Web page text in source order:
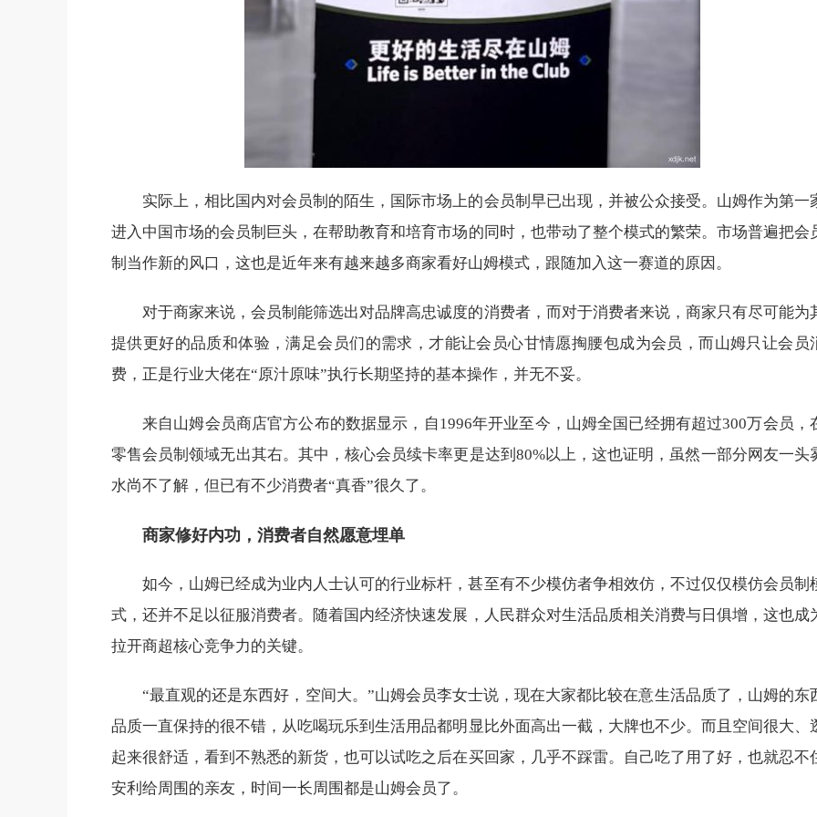
实际上，相比国内对会员制的陌生，国际市场上的会员制早已出现，并被公众接受。山姆作为第一
进入中国市场的会员制巨头，在帮助教育和培育市场的同时，也带动了整个模式的繁荣。市场普遍把会
制当作新的风口，这也是近年来有越来越多商家看好山姆模式，跟随加入这一赛道的原因。
对于商家来说，会员制能筛选出对品牌高忠诚度的消费者，而对于消费者来说，商家只有尽可能为
提供更好的品质和体验，满足会员们的需求，才能让会员心甘情愿掏腰包成为会员，而山姆只让会员
费，正是行业大佬在“原汁原味”执行长期坚持的基本操作，并无不妥。
来自山姆会员商店官方公布的数据显示，自1996年开业至今，山姆全国已经拥有超过300万会员，
零售会员制领域无出其右。其中，核心会员续卡率更是达到80%以上，这也证明，虽然一部分网友一头
水尚不了解，但已有不少消费者“真香”很久了。
商家修好内功，消费者自然愿意埋单
如今，山姆已经成为业内人士认可的行业标杆，甚至有不少模仿者争相效仿，不过仅仅模仿会员制
式，还并不足以征服消费者。随着国内经济快速发展，人民群众对生活品质相关消费与日俱增，这也成
拉开商超核心竞争力的关键。
“最直观的还是东西好，空间大。”山姆会员李女士说，现在大家都比较在意生活品质了，山姆的东
品质一直保持的很不错，从吃喝玩乐到生活用品都明显比外面高出一截，大牌也不少。而且空间很大、
起来很舒适，看到不熟悉的新货，也可以试吃之后在买回家，几乎不踩雷。自己吃了用了好，也就忍不
安利给周围的亲友，时间一长周围都是山姆会员了。